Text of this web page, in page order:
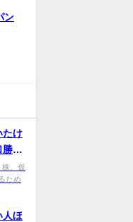
ン
たけ
勝利
株、仮
ため
人ほ